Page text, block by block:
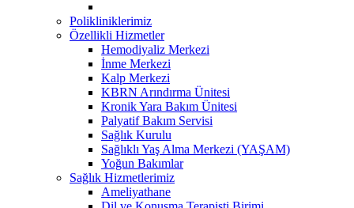
Polikliniklerimiz
Özellikli Hizmetler
Hemodiyaliz Merkezi
İnme Merkezi
Kalp Merkezi
KBRN Arındırma Ünitesi
Kronik Yara Bakım Ünitesi
Palyatif Bakım Servisi
Sağlık Kurulu
Sağlıklı Yaş Alma Merkezi (YAŞAM)
Yoğun Bakımlar
Sağlık Hizmetlerimiz
Ameliyathane